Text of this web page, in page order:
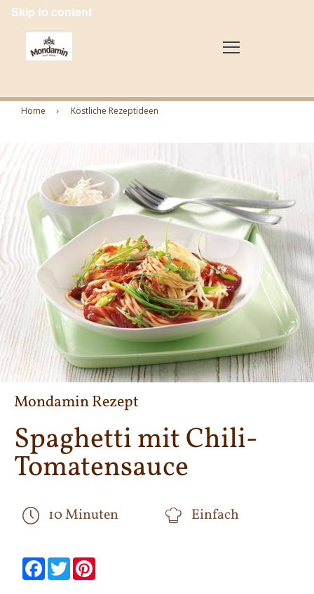
Skip to content
Home Köstliche Rezeptideen
Mondamin Rezept
Spaghetti mit Chili-
Tomatensauce
10 Minuten Einfach
null
Facebook
null null
Twitter
null null
null